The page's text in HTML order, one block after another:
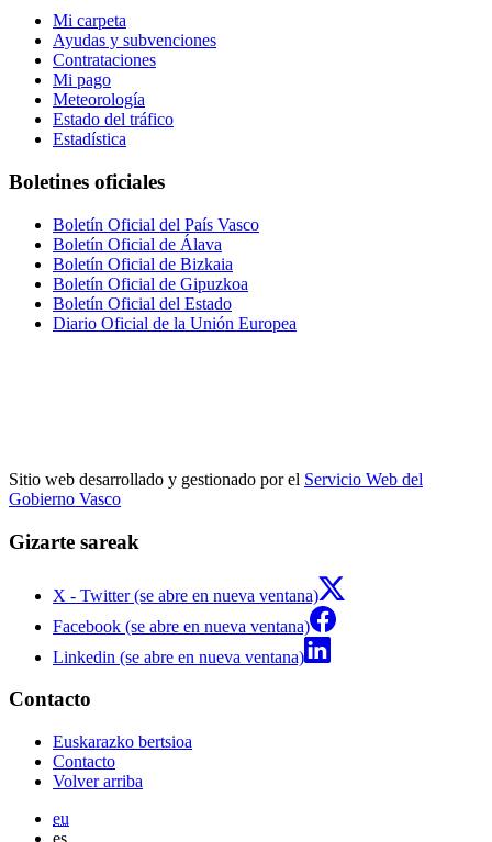
Mi carpeta
Ayudas y subvenciones
Contrataciones
Mi pago
Meteorología
Estado del tráfico
Estadística
Boletines oficiales
Boletín Oficial del País Vasco
Boletín Oficial de Álava
Boletín Oficial de Bizkaia
Boletín Oficial de Gipuzkoa
Boletín Oficial del Estado
Diario Oficial de la Unión Europea
Sitio web desarrollado y gestionado por el Servicio Web del
Gobierno Vasco
Gizarte sareak
X - Twitter (se abre en nueva ventana)
Facebook (se abre en nueva ventana)
Linkedin (se abre en nueva ventana)
Contacto
Euskarazko bertsioa
Contacto
Volver arriba
eu